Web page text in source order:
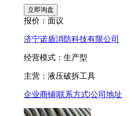
报价： 面议
济宁诺盾消防科技有限公司
经营模式：生产型
主营：液压破拆工具
企业商铺|联系方式|公司地址